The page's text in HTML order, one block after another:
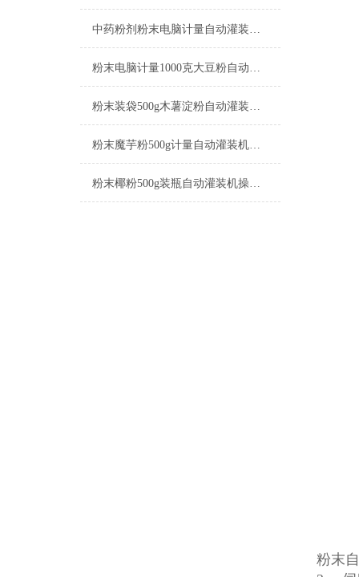
中药粉剂粉末电脑计量自动灌装机操作简单
粉末电脑计量1000克大豆粉自动灌装机厂家
粉末装袋500g木薯淀粉自动灌装机厂家
粉末魔芋粉500g计量自动灌装机产品简介
粉末椰粉500g装瓶自动灌装机操作简单
粉末